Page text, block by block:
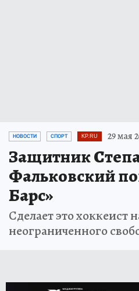
НОВОСТИ СПОРТ KP.RU 29 мая
Защитник
Фальковский
Барс»
Сделает это хоккеист
неограниченного